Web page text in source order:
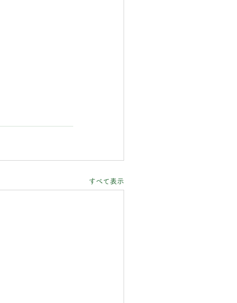
すべて表示